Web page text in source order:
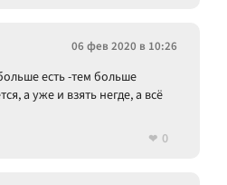
06 фев 2020 в 10:26
есть -тем больше
а уже и взять негде, а всё
0